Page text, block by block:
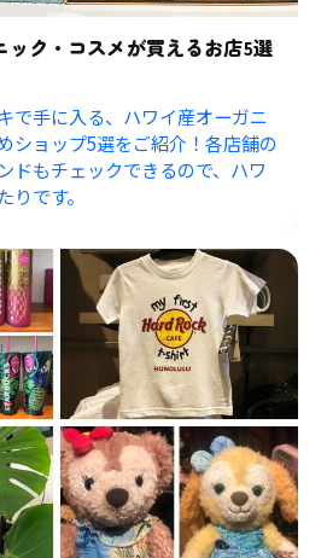
ク・コスメが買えるお店5選
で手に入る、ハワイ産オーガニ
ショップ5選をご紹介！各店舗の
ドもチェックできるので、ハワ
です。